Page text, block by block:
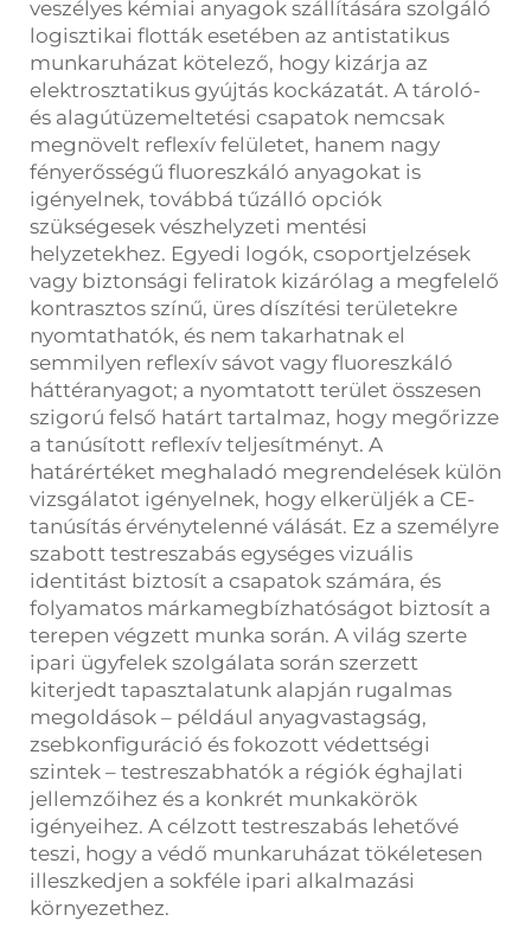
veszélyes kémiai anyagok szállítására szolgáló
logisztikai flották esetében az antistatikus
munkaruházat kötelező, hogy kizárja az
elektrosztatikus gyújtás kockázatát. A tároló-
és alagútüzemeltetési csapatok nemcsak
megnövelt reflexív felületet, hanem nagy
fényerősségű fluoreszkáló anyagokat is
igényelnek, továbbá tűzálló opciók
szükségesek vészhelyzeti mentési
helyzetekhez. Egyedi logók, csoportjelzések
vagy biztonsági feliratok kizárólag a megfelelő
kontrasztos színű, üres díszítési területekre
nyomtathatók, és nem takarhatnak el
semmilyen reflexív sávot vagy fluoreszkáló
háttéranyagot; a nyomtatott terület összesen
szigorú felső határt tartalmaz, hogy megőrizze
a tanúsított reflexív teljesítményt. A
határértéket meghaladó megrendelések külön
vizsgálatot igényelnek, hogy elkerüljék a CE-
tanúsítás érvénytelenné válását. Ez a személyre
szabott testreszabás egységes vizuális
identitást biztosít a csapatok számára, és
folyamatos márkamegbízhatóságot biztosít a
terepen végzett munka során. A világ szerte
ipari ügyfelek szolgálata során szerzett
kiterjedt tapasztalatunk alapján rugalmas
megoldások – például anyagvastagság,
zsebkonfiguráció és fokozott védettségi
szintek – testreszabhatók a régiók éghajlati
jellemzőihez és a konkrét munkakörök
igényeihez. A célzott testreszabás lehetővé
teszi, hogy a védő munkaruházat tökéletesen
illeszkedjen a sokféle ipari alkalmazási
környezethez.